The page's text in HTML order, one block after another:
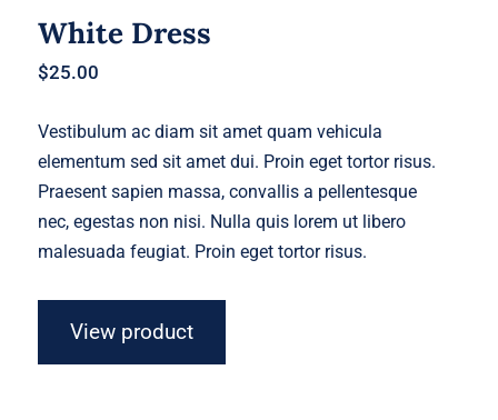
White Dress
$25.00
Vestibulum ac diam sit amet quam vehicula
elementum sed sit amet dui. Proin eget tortor risus.
Praesent sapien massa, convallis a pellentesque
nec, egestas non nisi. Nulla quis lorem ut libero
malesuada feugiat. Proin eget tortor risus.
View product